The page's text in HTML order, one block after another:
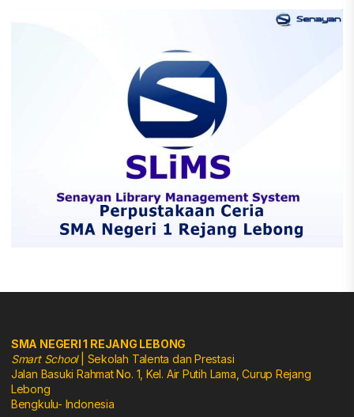
SMA NEGERI 1 REJANG LEBONG
Smart School| Sekolah Talenta dan Prestasi
Jalan Basuki Rahmat No. 1, Kel. Air Putih Lama, Curup Rejang
Lebong
Bengkulu- Indonesia